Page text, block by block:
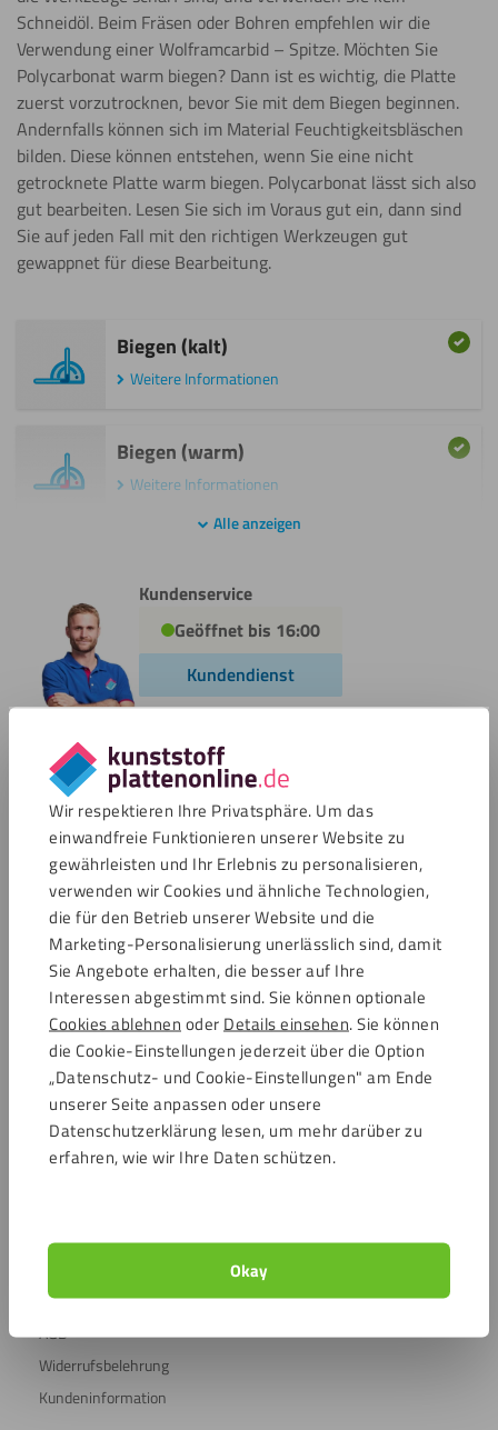
Wir respektieren Ihre Privatsphäre. Um das
einwandfreie Funktionieren unserer Website zu
gewährleisten und Ihr Erlebnis zu personalisieren,
verwenden wir Cookies und ähnliche Technologien,
die für den Betrieb unserer Website und die
Marketing-Personalisierung unerlässlich sind, damit
Sie Angebote erhalten, die besser auf Ihre
Interessen abgestimmt sind. Sie können optionale
Cookies ablehnen oder Details einsehen. Sie können
die Cookie-Einstellungen jederzeit über die Option
„Datenschutz- und Cookie-Einstellungen" am Ende
unserer Seite anpassen oder unsere
Datenschutzerklärung lesen, um mehr darüber zu
erfahren, wie wir Ihre Daten schützen.
Okay
Schneidöl. Beim Fräsen oder Bohren empfehlen wir die
Verwendung einer Wolframcarbid – Spitze. Möchten Sie
Polycarbonat warm biegen? Dann ist es wichtig, die Platte
zuerst vorzutrocknen, bevor Sie mit dem Biegen beginnen.
Andernfalls können sich im Material Feuchtigkeitsbläschen
bilden. Diese können entstehen, wenn Sie eine nicht
getrocknete Platte warm biegen. Polycarbonat lässt sich also
gut bearbeiten. Lesen Sie sich im Voraus gut ein, dann sind
Sie auf jeden Fall mit den richtigen Werkzeugen gut
gewappnet für diese Bearbeitung.
Biegen (kalt)
Weitere Informationen
Biegen (warm)
Weitere Informationen
Weitere Informationen
Fräsen
Weitere Informationen
Kleben
Weitere Informationen
Malen
Weitere Informationen
Polieren
Weitere Informationen
Sägen
(Kreissäge)
Weitere Informationen
(Stichsäge)
Weitere Informationen
Beschriften
Alle anzeigen
Kundenservice
Geöffnet bis 16:00
Kundendienst
Zahlungsmöglichkeiten
Bewertungen
4.7 / 15439 Bewertungen
Sicher einkaufen
Kundenservice
Kundendienst
Versandkosten
Über Kunststoffplattenonline
Beratungs- & Inspirationsseite
AGB
Widerrufsbelehrung
Kundeninformation